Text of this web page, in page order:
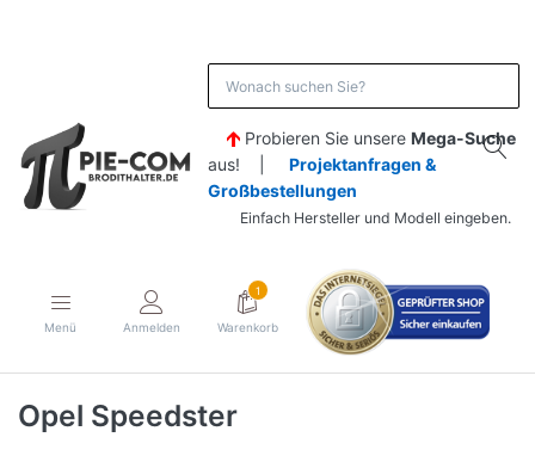
Probieren Sie unsere Mega-Suche
aus! | Projektanfragen &
Großbestellungen
Einfach Hersteller und Modell eingeben.
Menü Anmelden
1
Warenkorb
Opel Speedster